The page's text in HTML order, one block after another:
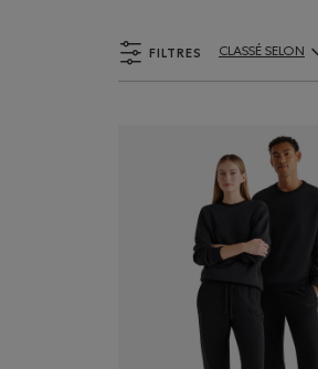
FILTRES
ClassÃ© selon
CLASSÉ SELON